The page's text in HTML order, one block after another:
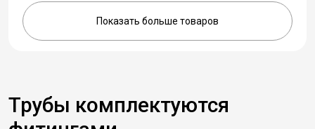
Показать больше товаров
Трубы комплектуются